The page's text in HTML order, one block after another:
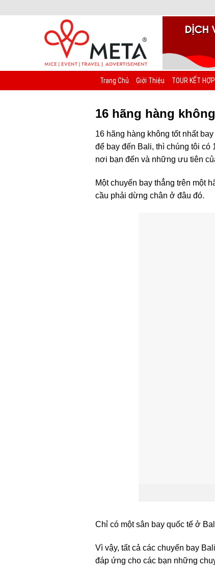
Trang Chủ Giới Thiệu TOUR KẾT
16 hãng hàng
16 hãng hàng không tốt nhất
để bay đến Bali, thì chúng tôi có
nơi bạn đến và những ưu tiên
Một chuyến bay thẳng trên một
cầu phải dừng chân ở đâu đó.
Chỉ có một sân bay quốc tế ở
Vì vậy, tất cả các chuyến bay
đáp ứng cho các bạn những